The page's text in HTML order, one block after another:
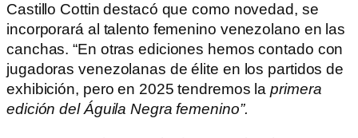
Castillo Cottin destacó que como novedad, se
incorporará al talento femenino venezolano en las
canchas. “En otras ediciones hemos contado con
jugadoras venezolanas de élite en los partidos de
exhibición, pero en 2025 tendremos laprimera
edición del Águila Negra femenino”.